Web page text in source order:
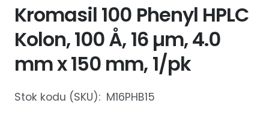
Kromasil 100 Phenyl HPLC
Kolon, 100 Å, 16 µm, 4.0
mm x 150 mm, 1/pk
Stok kodu (SKU): M16PHB15